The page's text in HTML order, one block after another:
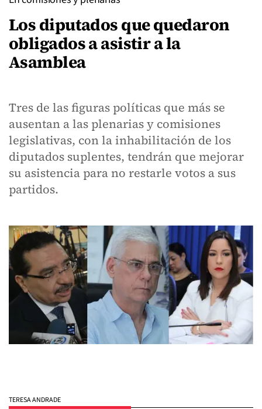
Los diputados que quedaron
obligados a asistir a la
Asamblea
Tres de las figuras políticas que más se
ausentan a las plenarias y comisiones
legislativas, con la inhabilitación de los
diputados suplentes, tendrán que mejorar
su asistencia para no restarle votos a sus
partidos.
TERESA ANDRADE